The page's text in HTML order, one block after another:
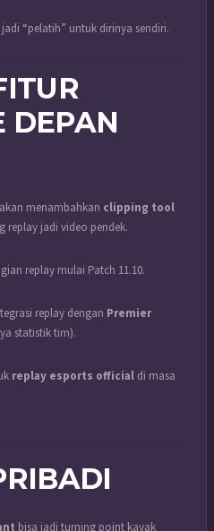
“pelatih” untuk dirinya sendiri.
DEPAN
menambahkan clipping tool
replay jadi video pendek.
replay mulai Patch 11.10.
replay dengan Premier
statistik tim).
replay esports official di masa
bisa jadi turning point kayak